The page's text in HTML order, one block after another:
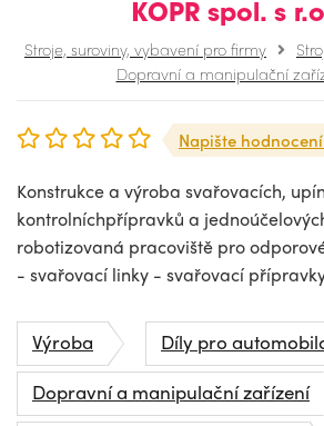
KOPR spol. s
Stroje, suroviny, vybavení pro firmy
Dopravní a manipulační
Napište
Konstrukce a výroba svařovacích,
kontrolníchpřípravků a
robotizovaná pracoviště pro
- svařovací linky - svařovací
Výroba
Díly pro
Dopravní a manipulační zařízení